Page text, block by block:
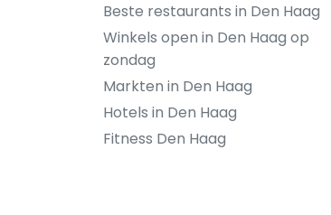
Beste restaurants in Den Haag
Winkels open in Den Haag op
zondag
Markten in Den Haag
Hotels in Den Haag
Fitness Den Haag